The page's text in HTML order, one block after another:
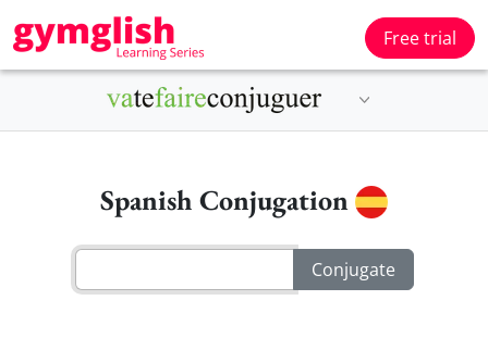
Free trial
Spanish Conjugation